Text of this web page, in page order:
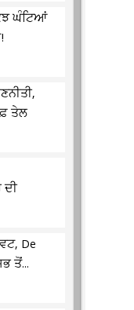
ਘੰਟਿਆਂ
ਤੇਲ
ਦੀ
De
ਤੋਂ...